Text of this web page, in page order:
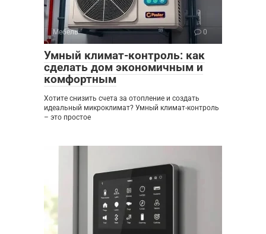
Мебель 0
Умный климат-контроль: как
сделать дом экономичным и
комфортным
Хотите снизить счета за отопление и создать
идеальный микроклимат? Умный климат-контроль
– это простое